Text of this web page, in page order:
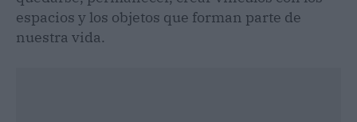
espacios y los objetos que forman parte de
nuestra vida.